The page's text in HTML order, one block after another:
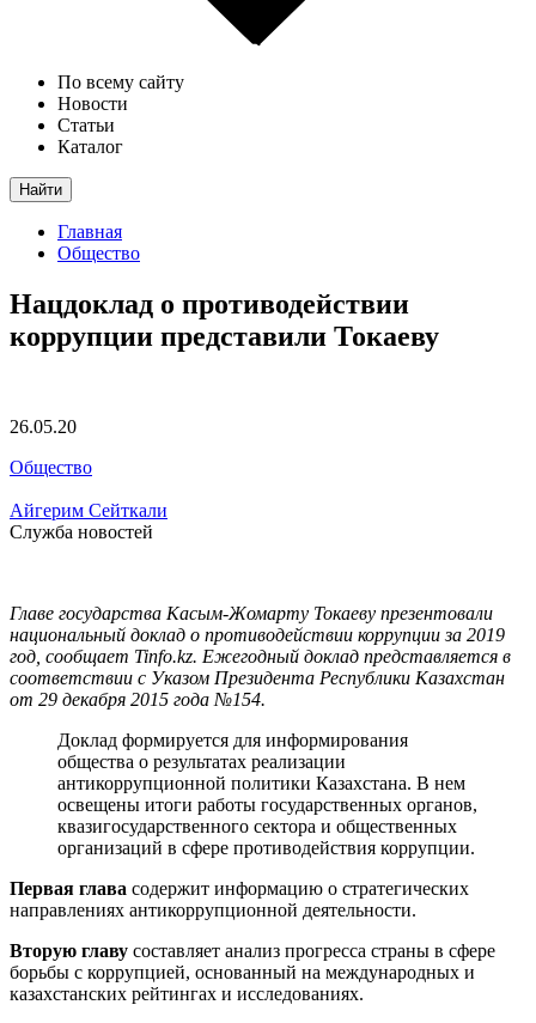
По всему сайту
Новости
Статьи
Каталог
Найти
Главная
Общество
Нацдоклад о противодействии
коррупции представили Токаеву
26.05.20
Общество
Айгерим Сейткали
Служба новостей
Главе государства Касым-Жомарту Токаеву презентовали
национальный доклад о противодействии коррупции за 2019
год, сообщает Tinfo.kz. Ежегодный доклад представляется в
соответствии с Указом Президента Республики Казахстан
от 29 декабря 2015 года №154.
Доклад формируется для информирования
общества о результатах реализации
антикоррупционной политики Казахстана. В нем
освещены итоги работы государственных органов,
квазигосударственного сектора и общественных
организаций в сфере противодействия коррупции.
Первая глава содержит информацию о стратегических
направлениях антикоррупционной деятельности.
Вторую главу составляет анализ прогресса страны в сфере
борьбы с коррупцией, основанный на международных и
казахстанских рейтингах и исследованиях.